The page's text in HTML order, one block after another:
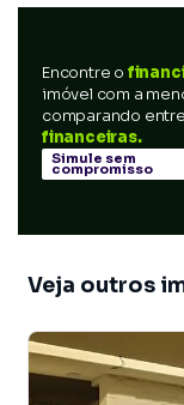
Encontre o
imóvel com a
comparando entre
financeiras.
Simule sem
compromisso
Veja outros